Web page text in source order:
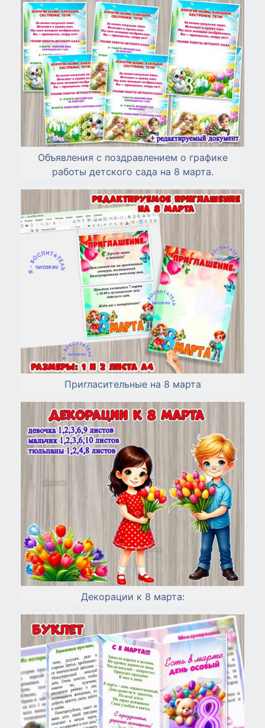
Объявления с поздравлением о графике
работы детского сада на 8 марта.
Пригласительные на 8 марта
Декорации к 8 марта: